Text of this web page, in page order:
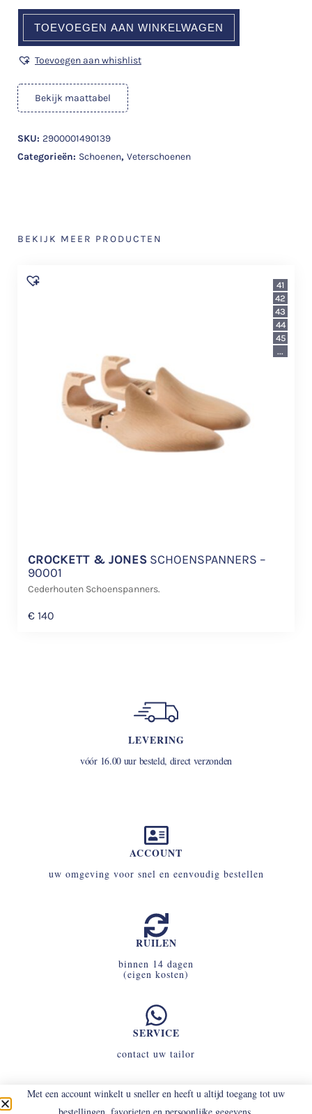
TOEVOEGEN AAN WINKELWAGEN
Toevoegen aan whishlist
Bekijk maattabel
SKU: 2900001490139
Categorieën: Schoenen, Veterschoenen
BEKIJK MEER PRODUCTEN
CROCKETT & JONES SCHOENSPANNERS –
90001
Cederhouten Schoenspanners.
€ 140
41
42
43
44
45
...
LEVERING
vóór 16.00 uur besteld, direct verzonden
ACCOUNT
uw omgeving voor snel en eenvoudig bestellen
RUILEN
binnen 14 dagen
(eigen kosten)
SERVICE
contact uw tailor
Met een account winkelt u sneller en heeft u altijd toegang tot uw